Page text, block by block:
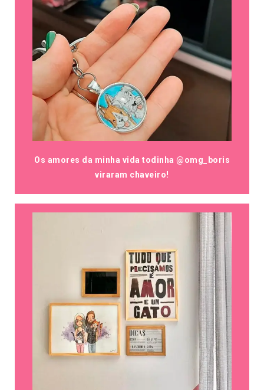
Os amores da minha vida todinha @omg_boris
viraram chaveiro!